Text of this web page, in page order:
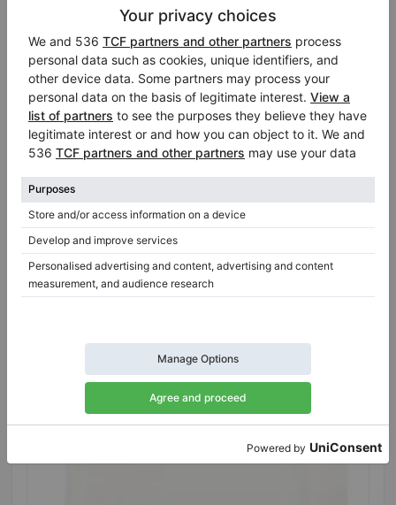
Verkaufspreis:
$23,520.90
Hot
Millenium 116 von C. Bechstein —
Ausstellungsstück 2020
Jahr: 2020 Höhe:45″
Land:Deutschland
Klavierhändler/Klavierstimmer
Verifizierter Verkäufer